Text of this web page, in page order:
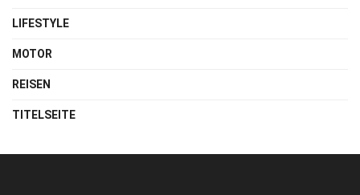
LIFESTYLE
MOTOR
REISEN
TITELSEITE